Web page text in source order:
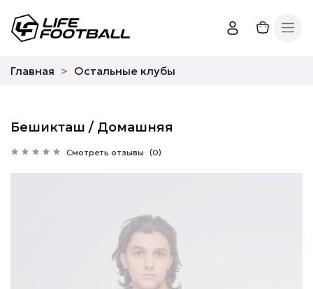
Главная Остальные клубы
Бешикташ / Домашняя
Смотреть отзывы (0)